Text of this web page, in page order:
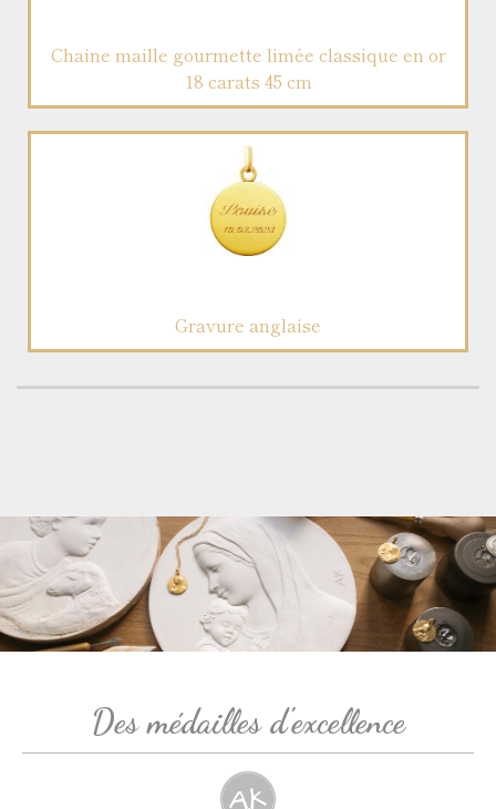
Chaine maille gourmette limée classique en or
18 carats 45 cm
Gravure anglaise
Des médailles d'excellence